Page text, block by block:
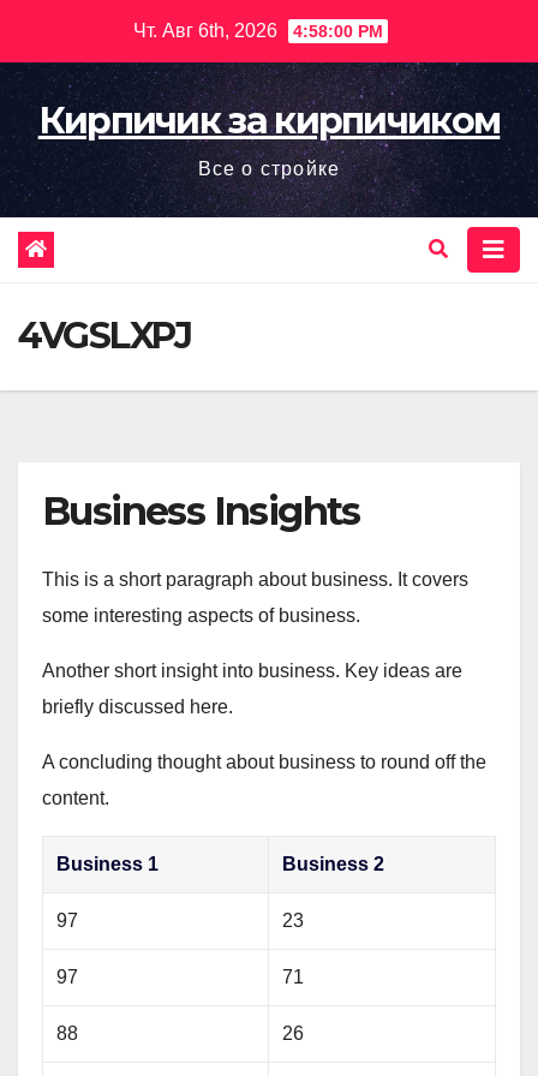
содержимому
Чт. Авг 6th, 2026 4:58:02 PM
Кирпичик за кирпичиком
Все о стройке
4VGSLXPJ
Business Insights
This is a short paragraph about business. It covers
some interesting aspects of business.
Another short insight into business. Key ideas are
briefly discussed here.
A concluding thought about business to round off the
content.
Business 1 Business 2
97 23
97 71
88 26